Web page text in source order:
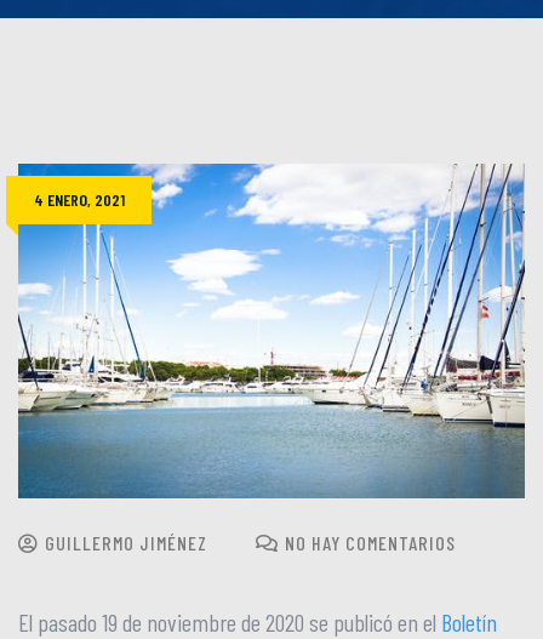
4 ENERO, 2021
GUILLERMO JIMÉNEZ NO HAY COMENTARIOS
El pasado 19 de noviembre de 2020 se publicó en el Boletín